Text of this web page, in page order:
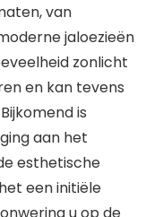
van
jaloezieën
zonlicht
en kan tevens
is
aan het
esthetische
een initiële
u op de